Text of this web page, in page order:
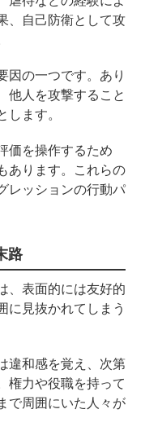
、自己防衛として攻
因の一つです。あり
他人を攻撃すること
ます。
価を操作するため
あります。これらの
レッションの行動パ
路
、表面的には友好的
に見抜かれてしまう
違和感を覚え、次第
権力や役職を持って
で周囲にいた人々が